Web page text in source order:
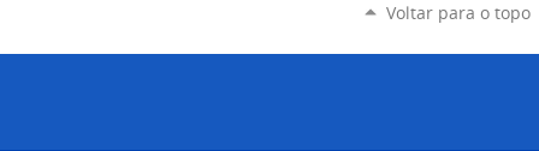
Voltar para o topo